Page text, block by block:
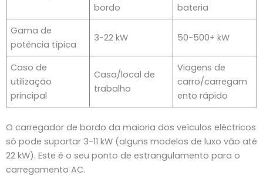
bordo
bateria
Gama de
potência típica
3-22 kW 50-500+ kW
Caso de
utilização
principal
Casa/local de
trabalho
Viagens de
carro/carregam
ento rápido
O carregador de bordo da maioria dos veículos eléctricos
só pode suportar 3-11 kW (alguns modelos de luxo vão até
22 kW). Este é o seu ponto de estrangulamento para o
carregamento AC.